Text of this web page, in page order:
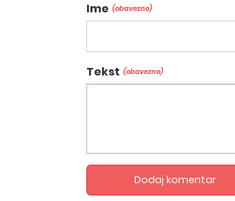
Ime (obavezno)
Tekst (obavezno)
Dodaj komentar